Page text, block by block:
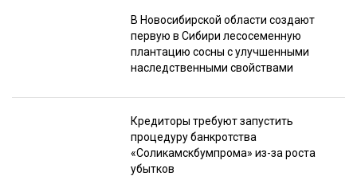
В Новосибирской области создают
первую в Сибири лесосеменную
плантацию сосны с улучшенными
наследственными свойствами
Кредиторы требуют запустить
процедуру банкротства
«Соликамскбумпрома» из-за роста
убытков